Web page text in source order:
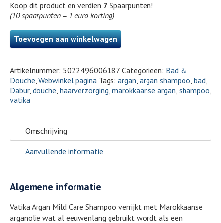
Koop dit product en verdien 7 Spaarpunten!
(10 spaarpunten = 1 euro korting)
Toevoegen aan winkelwagen
Artikelnummer: 5022496006187 Categorieën: Bad &
Douche, Webwinkel pagina Tags: argan, argan shampoo, bad,
Dabur, douche, haarverzorging, marokkaanse argan, shampoo,
vatika
Omschrijving
Aanvullende informatie
Algemene informatie
Vatika Argan Mild Care Shampoo verrijkt met Marokkaanse
arganolie wat al eeuwenlang gebruikt wordt als een